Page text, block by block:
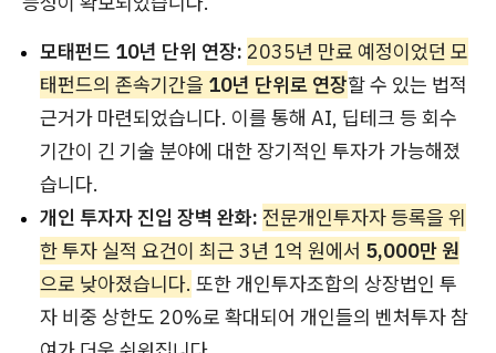
모태펀드 10년 단위 연장: 2035년 만료 예정이었던 모
태펀드의 존속기간을 10년 단위로 연장할 수 있는 법적
근거가 마련되었습니다. 이를 통해 AI, 딥테크 등 회수
기간이 긴 기술 분야에 대한 장기적인 투자가 가능해졌
습니다.
개인 투자자 진입 장벽 완화: 전문개인투자자 등록을 위
한 투자 실적 요건이 최근 3년 1억 원에서 5,000만 원
으로 낮아졌습니다. 또한 개인투자조합의 상장법인 투
자 비중 상한도 20%로 확대되어 개인들의 벤처투자 참